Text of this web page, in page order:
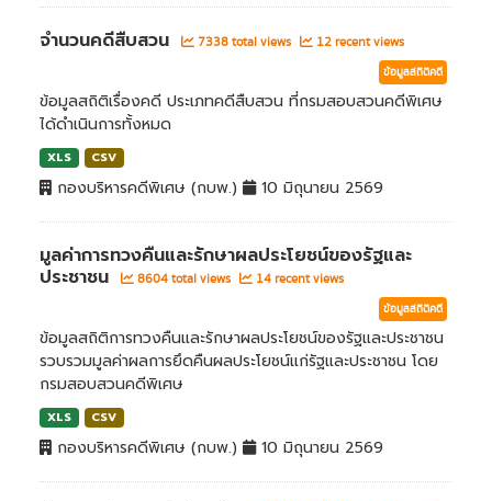
จำนวนคดีสืบสวน 7338 total views 12 recent views
ข้อมูลสถิติคดี
ข้อมูลสถิติเรื่องคดี ประเภทคดีสืบสวน ที่กรมสอบสวนคดีพิเศษ
ได้ดำเนินการทั้งหมด
XLS CSV
กองบริหารคดีพิเศษ (กบพ.) 10 มิถุนายน 2569
มูลค่าการทวงคืนและรักษาผลประโยชน์ของรัฐและ
ประชาชน
8604 total views 14 recent views
ข้อมูลสถิติคดี
ข้อมูลสถิติการทวงคืนและรักษาผลประโยชน์ของรัฐและประชาชน
รวบรวมมูลค่าผลการยึดคืนผลประโยชน์แก่รัฐและประชาชน โดย
กรมสอบสวนคดีพิเศษ
XLS CSV
กองบริหารคดีพิเศษ (กบพ.) 10 มิถุนายน 2569